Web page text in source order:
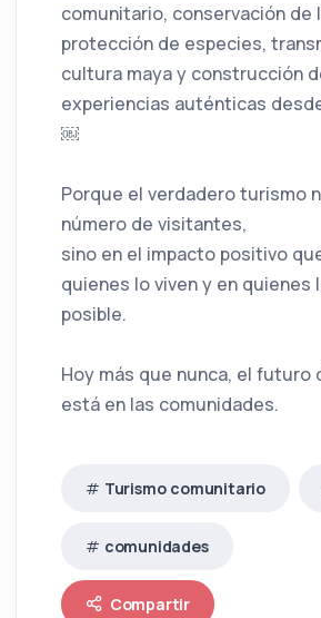
comunitario, conservación de
protección de especies,
cultura maya y construcción
experiencias auténticas
￼
Porque el verdadero turismo
número de visitantes,
sino en el impacto positivo
quienes lo viven y en quienes
posible.
Hoy más que nunca, el futuro
está en las comunidades.
Turismo comunitario
comunidades
Compartir